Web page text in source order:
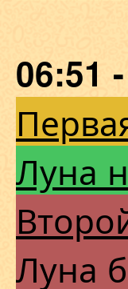
06:51
Луна
Луна